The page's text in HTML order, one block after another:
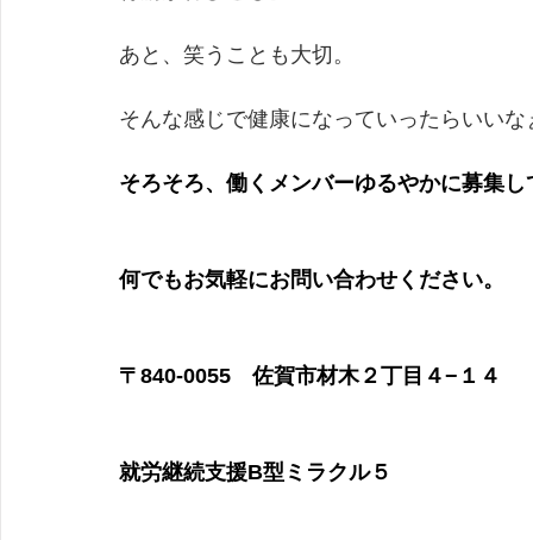
あと、笑うことも大切。
そんな感じで健康になっていったらいい
そろそろ、働くメンバーゆるやかに募集
何でもお気軽にお問い合わせください。
​〒840-0055　佐賀市材木２丁目４−１４
就労継続支援B型ミラクル５